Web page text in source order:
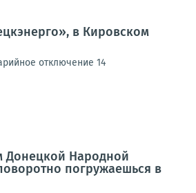
в Кировском
отключение 14
Донецкой Народной
погружаешься в